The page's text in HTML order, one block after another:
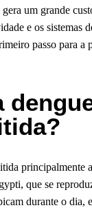
um grande
e os sistemas
passo para a
principalmente
que se
durante o dia,